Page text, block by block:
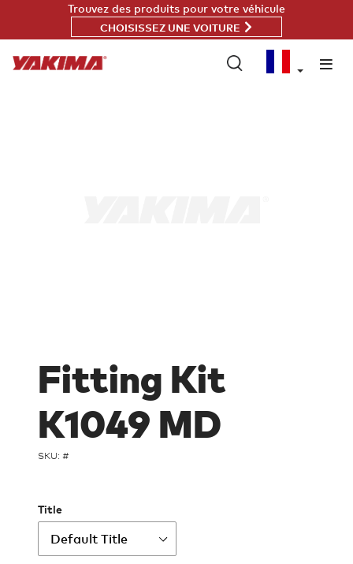
Trouvez des produits pour votre véhicule
CHOISISSEZ UNE VOITURE
Fitting Kit
K1049 MD
SKU: #
Title